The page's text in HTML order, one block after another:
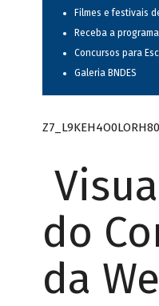
Filmes e festivais
Receba a
Concursos para
Galeria BNDES
do
da